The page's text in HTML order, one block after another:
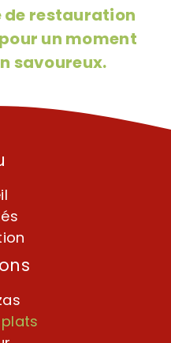
de restauration
pour un moment
savoureux.